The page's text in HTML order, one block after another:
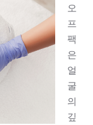
오
프
팩
은
얼
굴
의
깊